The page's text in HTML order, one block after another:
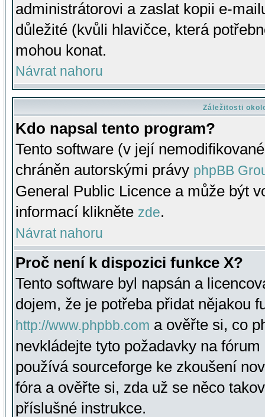
administrátorovi a zaslat kopii e-
důležité (kvůli hlavičce, která
mohou konat.
Návrat nahoru
Záležitosti
Kdo napsal tento program?
Tento software (v její
chráněn autorskými právy phpBB
General Public Licence a může být
informací klikněte zde.
Návrat nahoru
Proč není k dispozici funkce X?
Tento software byl napsán a
dojem, že je potřeba přidat nějakou
http://www.phpbb.com a ověřte si, co
nevkládejte tyto požadavky na
používá sourceforge ke zkoušení
fóra a ověřte si, zda už se něco
příslušné instrukce.